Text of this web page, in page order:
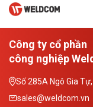
Công ty cổ phần
công nghiệp
Số 285A Ngô Gia
sales@weldcom.vn